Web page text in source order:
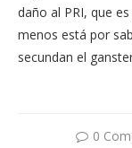
daño al PRI, que
menos está por
secundan el
0